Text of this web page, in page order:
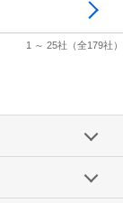
1 ～ 25社 （全179社）